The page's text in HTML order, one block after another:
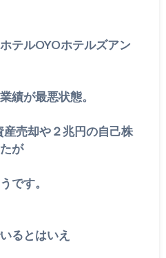
テルOYOホテルズアン
績が最悪状態。
売却や２兆円の自己株
が
です。
るとはいえ